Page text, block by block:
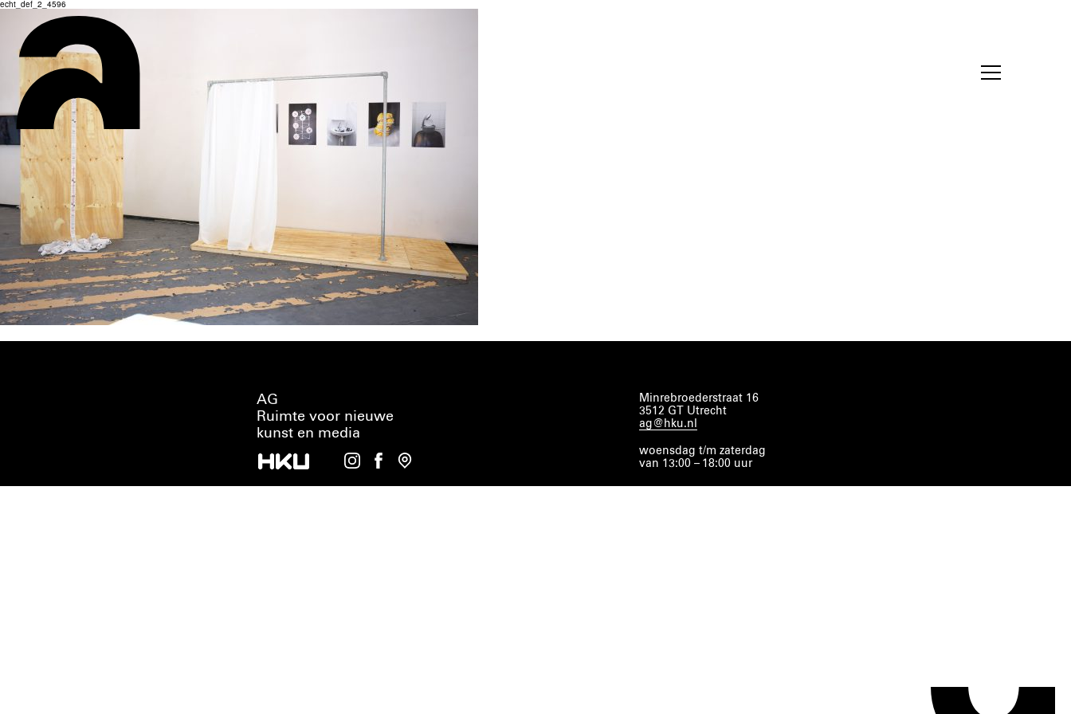
echt_def_2_4596
AG
Ruimte voor nieuwe
kunst en media
Minrebroederstraat 16
3512 GT Utrecht
ag@hku.nl
woensdag t/m zaterdag
van 13:00 – 18:00 uur